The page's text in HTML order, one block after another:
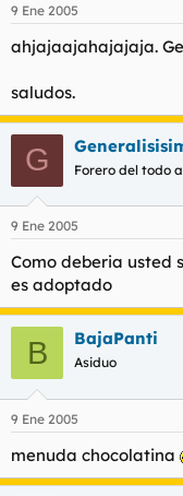
9 Ene 2005
ahjajaajahajajaja.
saludos.
G Forero del todo
9 Ene 2005
Como deberia usted
es adoptado
B BajaPanti
Asiduo
9 Ene 2005
menuda chocolatina